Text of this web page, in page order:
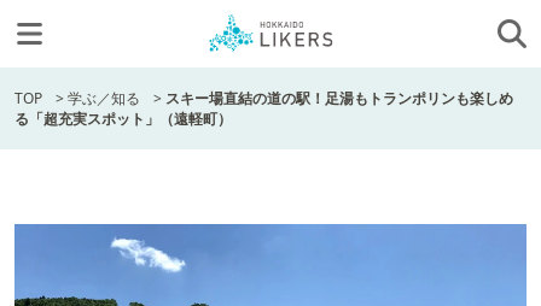
TOP >学ぶ／知る > スキー場直結の道の駅！足湯もトランポリンも楽しめ
る「超充実スポット」（遠軽町）